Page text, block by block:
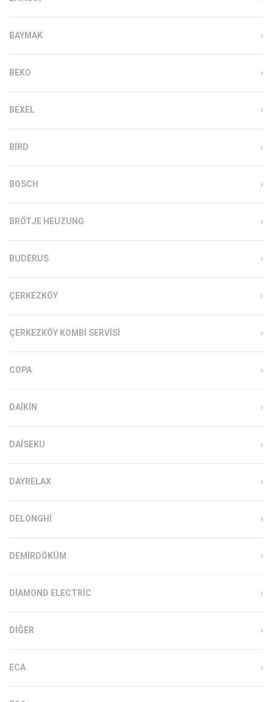
BAYMAK
BEKO
BEXEL
BIRD
BOSCH
BRÖTJE HEUZUNG
BUDERUS
ÇERKEZKÖY
ÇERKEZKÖY KOMBI SERVISI
COPA
DAIKIN
DAISEKU
DAYRELAX
DELONGHI
DEMIRDÖKÜM
DIAMOND ELECTRIC
DIĞER
ECA